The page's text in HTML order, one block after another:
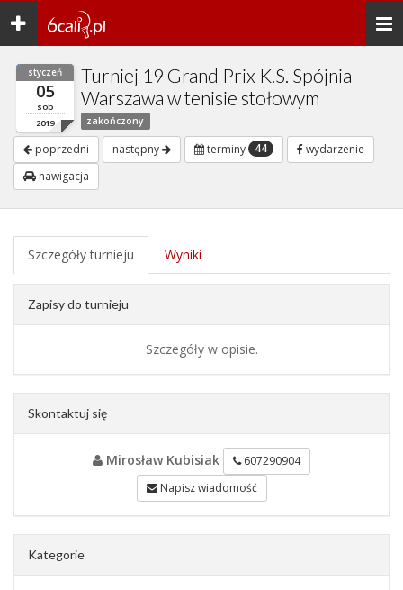
Toggle
navigation
styczeń
05
sob
2019
Turniej 19 Grand Prix K.S. Spójnia
Warszawa w tenisie stołowym
zakończony
poprzedni następny terminy 44
wydarzenie
nawigacja
Szczegóły turnieju Wyniki
Zapisy do turnieju
Szczegóły w opisie.
Skontaktuj się
Mirosław Kubisiak
607290904
Napisz wiadomość
Kategorie